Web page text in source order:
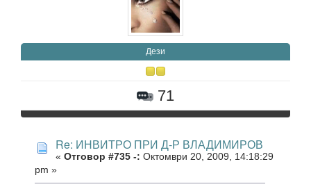
Дези
71
Re: ИНВИТРО ПРИ Д-Р ВЛАДИМИРОВ
« Отговор #735 -: Октомври 20, 2009, 14:18:29
pm »